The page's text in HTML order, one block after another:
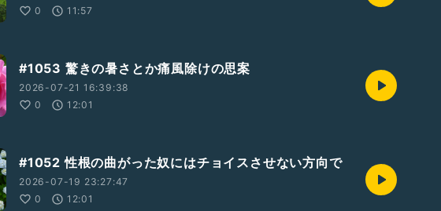
0
11:57
#1053 驚きの暑さとか痛風除けの思案
2026-07-21 16:39:38
0
12:01
#1052 性根の曲がった奴にはチョイスさせない方向で
2026-07-19 23:27:47
0
12:01